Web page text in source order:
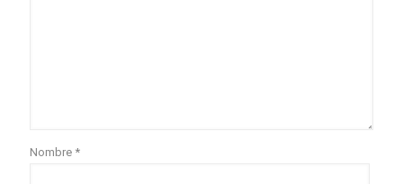
Nombre *